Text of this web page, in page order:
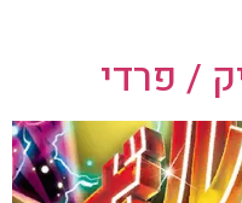
/ פרדי